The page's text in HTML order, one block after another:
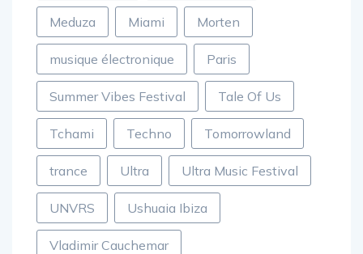
Meduza Miami Morten
musique électronique Paris
Summer Vibes Festival Tale Of Us
Tchami Techno Tomorrowland
trance Ultra Ultra Music Festival
UNVRS Ushuaia Ibiza
Vladimir Cauchemar